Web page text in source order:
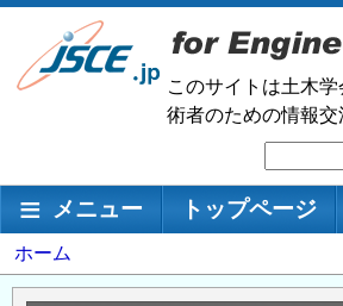
メ
ン
移
このサイトは土木
術者のための情報交
索
メインナビゲーション
メニュー トップページ
パ
ン
ホーム